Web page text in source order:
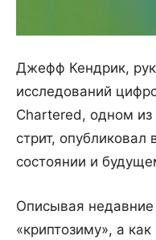
Джефф Кендрик,
исследований
Chartered, одном
стрит,
состоянии и
Описывая
«криптозиму», а